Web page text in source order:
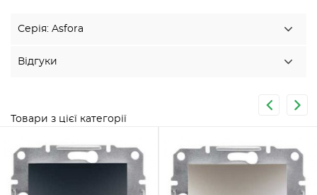
Серія: Asfora
Відгуки
Товари з цієї категорії